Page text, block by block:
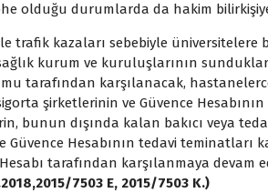
olduğu durumlarda da hakim
ile trafik kazaları sebebiyle üniversitelere
kurum ve kuruluşlarının
tarafından karşılanacak,
şirketlerinin ve Güvence
bunun dışında kalan bakıcı veya
Hesabının tedavi teminatları
tarafından karşılanmaya devam
7503 E, 2015/7503 K.)